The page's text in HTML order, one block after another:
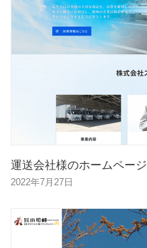
運送会社様のホームペー
2022年7月27日